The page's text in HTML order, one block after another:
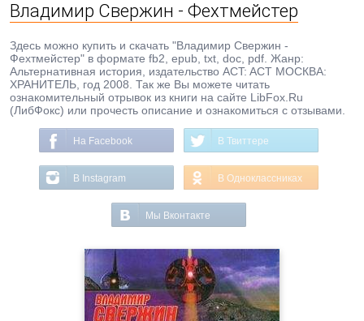
Владимир Свержин - Фехтмейстер
Здесь можно купить и скачать "Владимир Свержин -
Фехтмейстер" в формате fb2, epub, txt, doc, pdf. Жанр:
Альтернативная история, издательство ACT: ACT МОСКВА:
ХРАНИТЕЛЬ, год 2008. Так же Вы можете читать
ознакомительный отрывок из книги на сайте LibFox.Ru
(ЛибФокс) или прочесть описание и ознакомиться с отзывами.
На Facebook В Твиттере
В Instagram В Одноклассниках
Мы Вконтакте